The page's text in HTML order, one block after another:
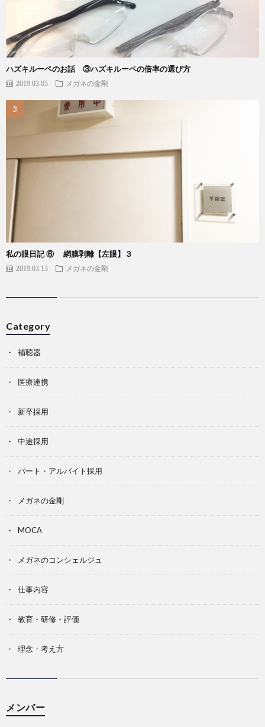
ハズキルーペのお話 ③ハズキルーペの倍率の選び方
2019.03.05 メガネの金剛
私の眼日記 ⑥ 網膜剥離【左眼】３
2019.03.13 メガネの金剛
Category
補聴器
医療連携
新卒採用
中途採用
パート・アルバイト採用
メガネの金剛
MOCA
メガネのコンシェルジュ
仕事内容
教育・研修・評価
理念・考え方
メンバー